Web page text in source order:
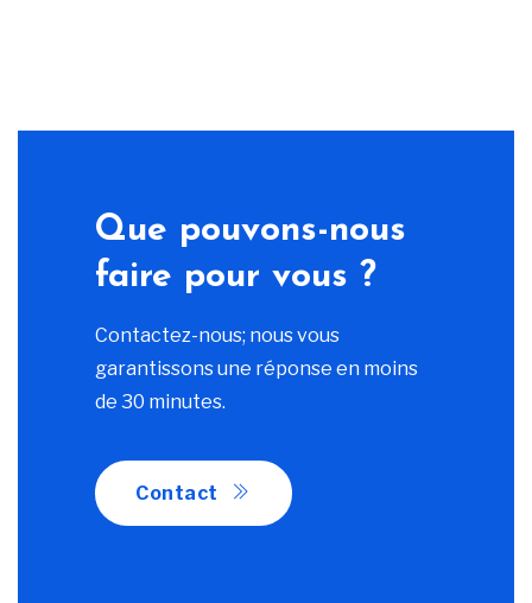
Que pouvons-nous
faire pour vous ?
Contactez-nous; nous vous
garantissons une réponse en moins
de 30 minutes.
Contact